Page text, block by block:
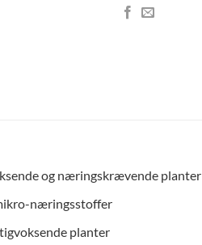
og næringskrævende planter
næringsstoffer
planter